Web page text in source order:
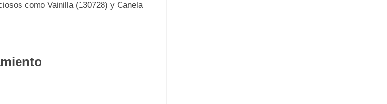
como Vainilla (130728) y Canela